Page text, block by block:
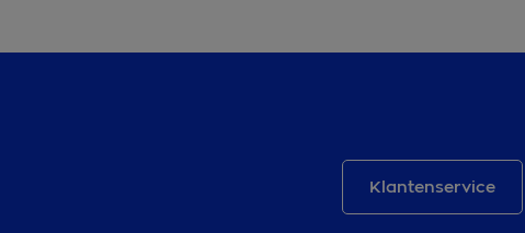
Klantenservice